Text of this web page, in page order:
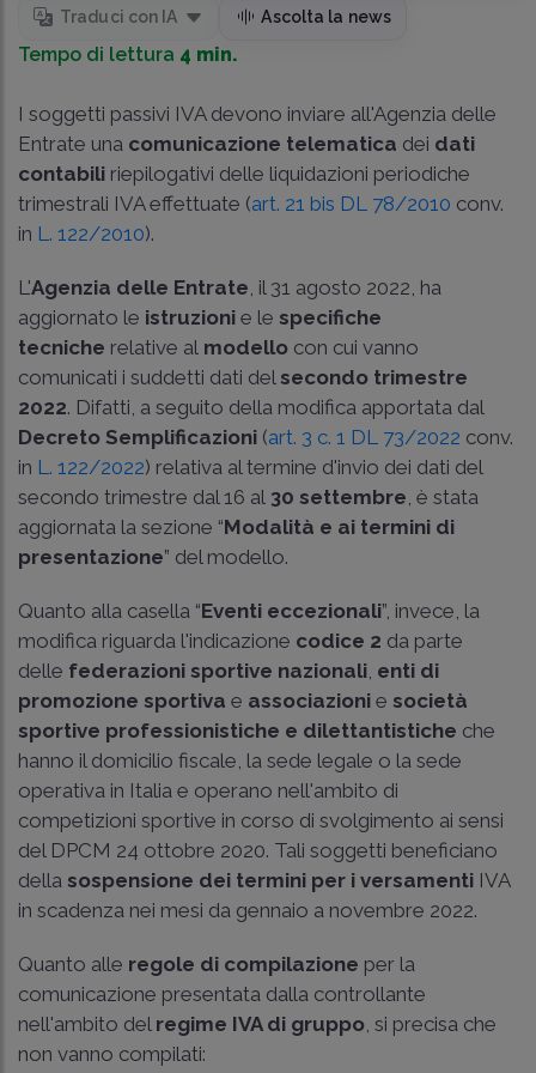
Traduci con IA Ascolta la news
Tempo di lettura 4 min.
I soggetti passivi IVA devono inviare all'Agenzia delle
Entrate una comunicazione telematica dei dati
contabili riepilogativi delle liquidazioni periodiche
trimestrali IVA effettuate (art. 21 bis DL 78/2010 conv.
in L. 122/2010).
L'Agenzia delle Entrate , il 31 agosto 2022, ha
aggiornato le istruzioni e le specifiche
tecniche relative al modello con cui vanno
comunicati i suddetti dati del secondo trimestre
2022. Difatti, a seguito della modifica apportata dal
Decreto Semplificazioni (art. 3 c. 1 DL 73/2022 conv.
in L. 122/2022) relativa al termine d'invio dei dati del
secondo trimestre dal 16 al 30 settembre , è stata
aggiornata la sezione “Modalità e ai termini di
presentazione” del modello.
Quanto alla casella “Eventi eccezionali”, invece, la
modifica riguarda l'indicazione codice 2 da parte
delle federazioni sportive nazionali enti di
promozione sportiva e associazioni e società
sportive professionistiche e dilettantistiche che
hanno il domicilio fiscale, la sede legale o la sede
operativa in Italia e operano nell'ambito di
competizioni sportive in corso di svolgimento ai sensi
del DPCM 24 ottobre 2020. Tali soggetti beneficiano
della sospensione dei termini per i versamenti IVA
in scadenza nei mesi da gennaio a novembre 2022.
Quanto alle regole di compilazione per la
comunicazione presentata dalla controllante
nell'ambito del regime IVA di gruppo , si precisa che
non vanno compilati: